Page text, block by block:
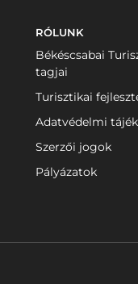
RÓLUNK
Békéscsabai
tagjai
Turisztikai
Adatvédelmi
Szerzői jogok
Pályázatok